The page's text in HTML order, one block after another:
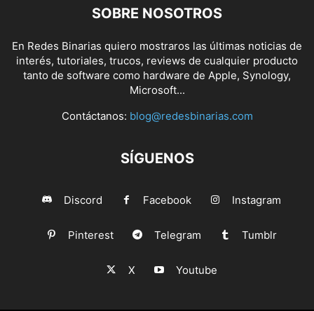
SOBRE NOSOTROS
En Redes Binarias quiero mostraros las últimas noticias de
interés, tutoriales, trucos, reviews de cualquier producto
tanto de software como hardware de Apple, Synology,
Microsoft...
Contáctanos: blog@redesbinarias.com
SÍGUENOS
Discord Facebook Instagram
Pinterest Telegram Tumblr
X Youtube